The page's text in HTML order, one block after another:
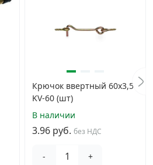
Крючок ввертный 60x3,5
KV-60 (шт)
В наличии
3.96 руб. без НДС
- +